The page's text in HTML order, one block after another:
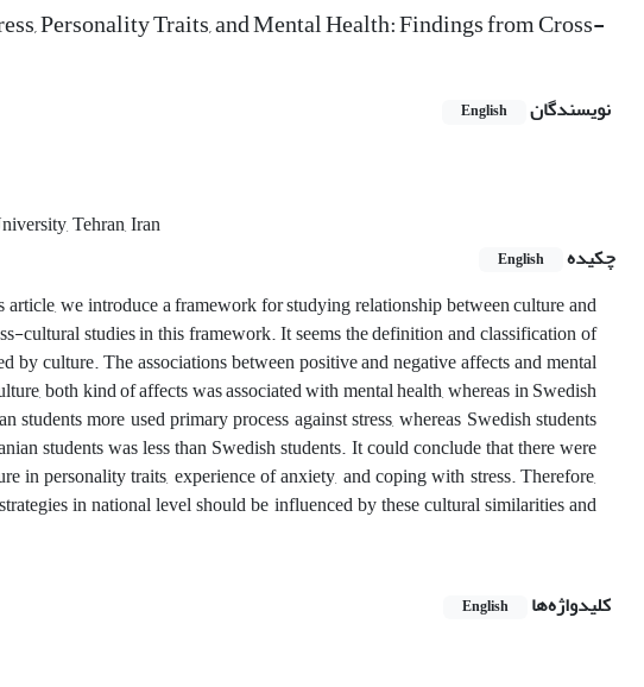
Personality Traits, and Mental Health: Findings from Cross-
نویسندگان English
Tehran, Iran
چکیده
English
we introduce a framework for studying relationship between culture and
cultural studies in this framework. It seems the definition and classification of
by culture. The associations between positive and negative affects and mental
both kind of affects was associated with mental health, whereas in Swedish
more used primary process against stress, whereas Swedish students
students was less than Swedish students. It could conclude that there were
in personality traits, experience of anxiety, and coping with stress. Therefore,
in national level should be influenced by these cultural similarities and
کلیدواژه‌ها
English